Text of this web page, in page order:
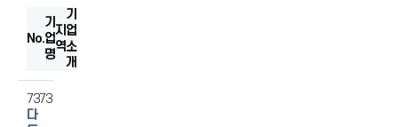
비금속광물제품
섬유
음식료품
No.
기
업
명
지
역
기
업
소
개
7373
다